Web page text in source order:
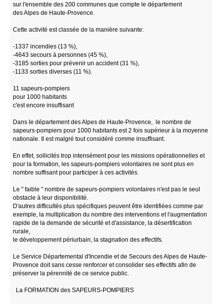
sur l'ensemble des 200 communes que compte le département
des Alpes de Haute-Provence.
Cette activité est classée de la manière suivante:
-1337 incendies (13 %),
-4643 secours à personnes (45 %),
-3185 sorties pour prévenir un accident (31 %),
-1133 sorties diverses (11 %).
11 sapeurs-pompiers
pour 1000 habitants
c'est encore insuffisant
Dans le département des Alpes de Haute-Provence, le nombre de
sapeurs-pompiers pour 1000 habitants est 2 fois supérieur à la moyenne
nationale. Il est malgré tout considéré comme insuffisant.
En effet, sollicités trop intensément pour les missions opérationnelles et
pour la formation, les sapeurs-pompiers volontaires ne sont plus en
nombre suffisant pour participer à ces activités.
Le " faible " nombre de sapeurs-pompiers volontaires n'est pas le seul
obstacle à leur disponibilité.
D'autres difficultés plus spécifiques peuvent être identifiées comme par
exemple, la multiplication du nombre des interventions et l'augmentation
rapide de la demande de sécurité et d'assistance, la désertification
rurale,
le développement périurbain, la stagnation des effectifs.
Le Service Départemental d'Incendie et de Secours des Alpes de Haute-
Provence doit sans cesse renforcer et consolider ses effectifs afin de
préserver la pérennité de ce service public.
La FORMATION des SAPEURS-POMPIERS